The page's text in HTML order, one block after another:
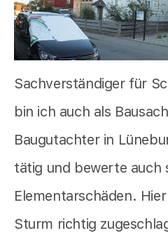
Sachverständiger für
bin ich auch als
Baugutachter in
tätig und bewerte auch
Elementarschäden.
Sturm richtig